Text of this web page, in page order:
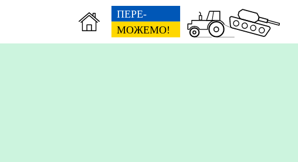
установ